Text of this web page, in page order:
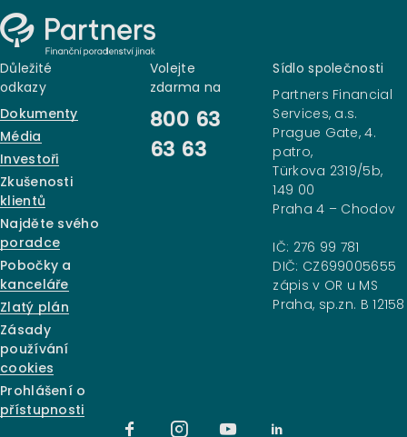
Důležité
odkazy
Dokumenty
Média
Investoři
Zkušenosti
klientů
Najděte svého
poradce
Pobočky a
kanceláře
Zlatý plán
Zásady
používání
cookies
Prohlášení o
přístupnosti
Volejte
zdarma na
800 63
63 63
Sídlo společnosti
Partners Financial
Services, a.s.
Prague Gate, 4.
patro,
Türkova 2319/5b,
149 00
Praha 4 – Chodov
IČ: 276 99 781
DIČ: CZ699005655
zápis v OR u MS
Praha, sp.zn. B 12158